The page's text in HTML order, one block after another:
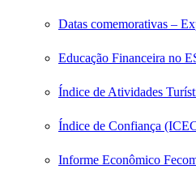
Datas comemorativas –
Educação Financeira no
Índice de Atividades
Índice de Confiança
Informe Econômico